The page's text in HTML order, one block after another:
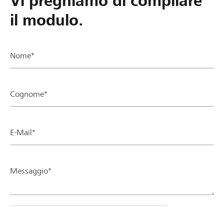
il modulo.
Nome*
Cognome*
E-Mail*
Messaggio*